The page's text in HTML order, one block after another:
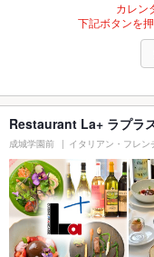
カレン
下記ボタンを
Restaurant La+ ラプラ
成城学園前 イタリアン・フレン